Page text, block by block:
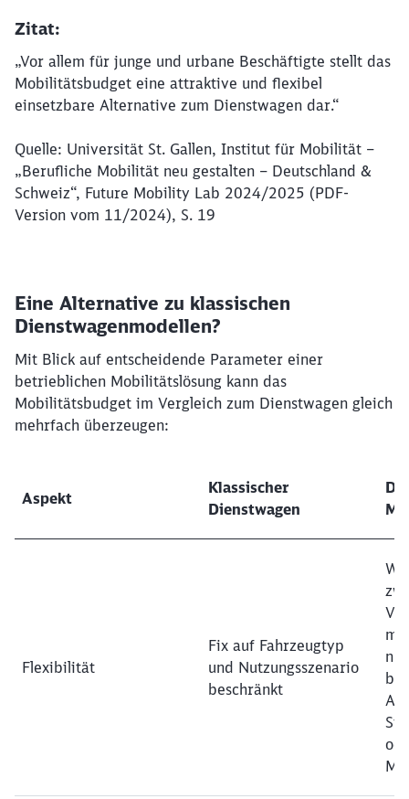
Zitat:
„Vor allem für junge und urbane Beschäftigte stellt das
Mobilitätsbudget eine attraktive und flexibel
einsetzbare Alternative zum Dienstwagen dar.“
Quelle: Universität St. Gallen, Institut für Mobilität –
„Berufliche Mobilität neu gestalten – Deutschland &
Schweiz“, Future Mobility Lab 2024/2025 (PDF-
Version vom 11/2024), S. 19
Eine Alternative zu klassischen
Dienstwagenmodellen?
Mit Blick auf entscheidende Parameter einer
betrieblichen Mobilitätslösung kann das
Mobilitätsbudget im Vergleich zum Dienstwagen gleich
mehrfach überzeugen:
Aspekt
Klassischer
Dienstwagen
Flexibilität
Fix auf Fahrzeugtyp
und Nutzungsszenario
beschränkt